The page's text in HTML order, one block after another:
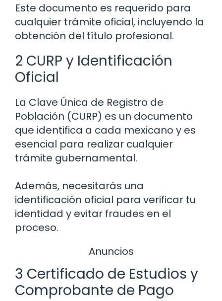
Este documento es requerido para
cualquier trámite oficial, incluyendo la
obtención del título profesional.
2 CURP y Identificación
Oficial
La Clave Única de Registro de
Población (CURP) es un documento
que identifica a cada mexicano y es
esencial para realizar cualquier
trámite gubernamental.
Además, necesitarás una
identificación oficial para verificar tu
identidad y evitar fraudes en el
proceso.
Anuncios
3 Certificado de Estudios y
Comprobante de Pago